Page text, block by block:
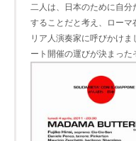
二人は、日本のために自
することだと考え、ロー
リア人演奏家に呼びかけ
ート開催の運びが決まった